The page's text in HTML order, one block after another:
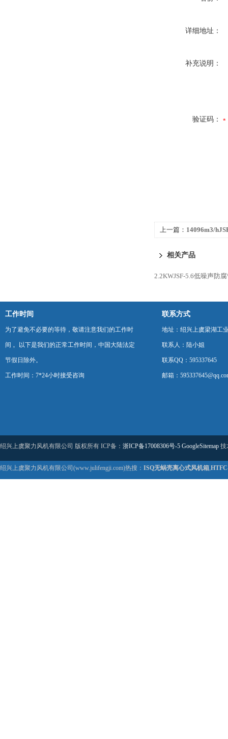
详细地址：
补充说明：
验证码：
上一篇： 14096m3/
相关产品
2.2KWJSF-5.6低噪声防
工作时间
为了避免不必要的等待，敬请注意我们的工作时
间 。以下是我们的正常工作时间，中国大陆法定
节假日除外。
工作时间：7*24小时接受咨询
联系方式
地址：绍兴上虞梁湖工
联系人：陆小姐
联系QQ：595337645
邮箱：
绍兴上虞聚力风机有限公司 版权所有 ICP备： 浙ICP备17008306号-5 GoogleSitemap 技
绍兴上虞聚力风机有限公司(www.julifengji.com)热搜： ISQ无蜗壳离心式风机箱,